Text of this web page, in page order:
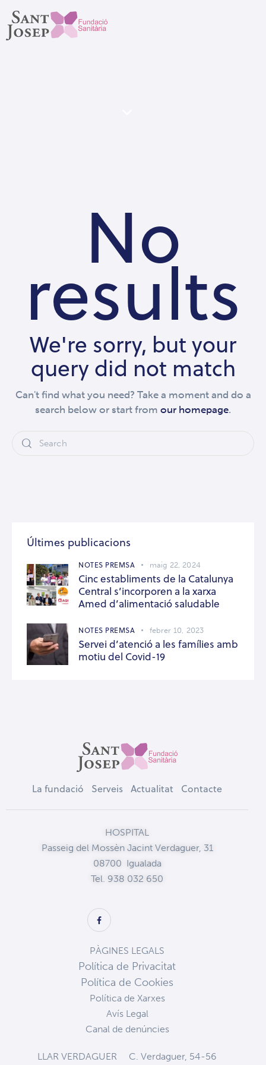
No
results
We're sorry, but your
query did not match
Can't find what you need? Take a moment and do a
search below or start from our homepage.
Últimes publicacions
NOTES PREMSA maig 22, 2024
Cinc establiments de la Catalunya
Central s’incorporen a la xarxa
Amed d’alimentació saludable
NOTES PREMSA febrer 10, 2023
Servei d’atenció a les famílies amb
motiu del Covid-19
La fundació Serveis Actualitat Contacte
HOSPITAL
Passeig del Mossèn Jacint Verdaguer, 31
08700 Igualada
Tel. 938 032 650
PÀGINES LEGALS
Política de Privacitat
Política de Cookies
Política de Xarxes
Avís Legal
Canal de denúncies
LLAR VERDAGUER C. Verdaguer, 54-56